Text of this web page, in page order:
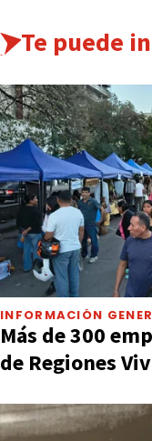
Te puede
INFORMACIÓN
Más de 300
de Regiones